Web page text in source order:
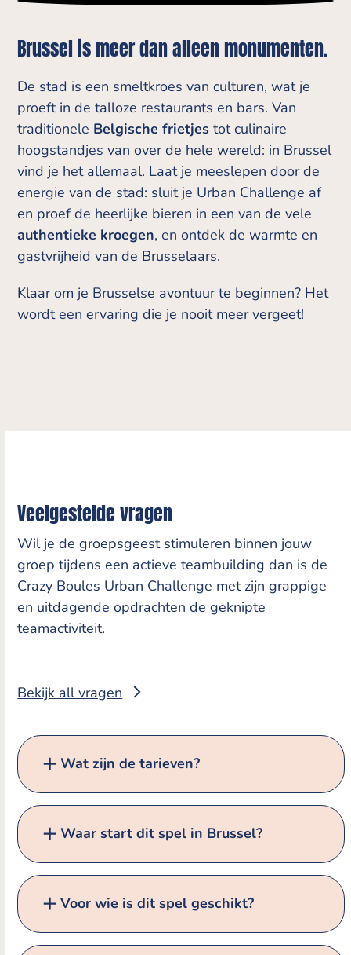
Brussel is meer dan alleen monumenten.
De stad is een smeltkroes van culturen, wat je
proeft in de talloze restaurants en bars. Van
traditionele Belgische frietjes tot culinaire
hoogstandjes van over de hele wereld: in Brussel
vind je het allemaal. Laat je meeslepen door de
energie van de stad: sluit je Urban Challenge af
en proef de heerlijke bieren in een van de vele
authentieke kroegen, en ontdek de warmte en
gastvrijheid van de Brusselaars.
Klaar om je Brusselse avontuur te beginnen? Het
wordt een ervaring die je nooit meer vergeet!
Veelgestelde vragen
Wil je de groepsgeest stimuleren binnen jouw
groep tijdens een actieve teambuilding dan is de
Crazy Boules Urban Challenge met zijn grappige
en uitdagende opdrachten de geknipte
teamactiviteit.
Bekijk all vragen
Wat zijn de tarieven?
Waar start dit spel in Brussel?
Voor wie is dit spel geschikt?